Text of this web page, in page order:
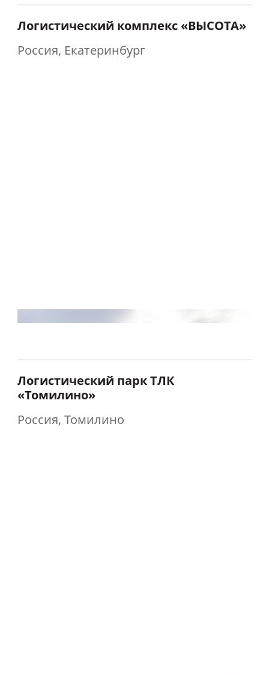
Логистический комплекс «ВЫСОТА»
Россия, Екатеринбург
Логистический парк ТЛК
«Томилино»
Россия, Томилино